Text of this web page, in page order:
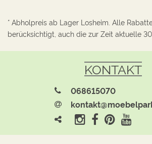
* Abholpreis ab Lager Losheim. Alle
berücksichtigt, auch die zur Zeit aktuelle
KONTAKT
068615070